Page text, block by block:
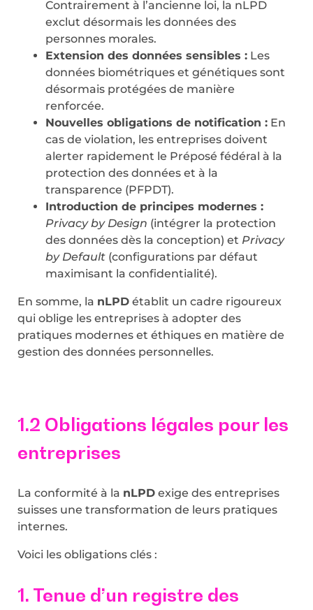
Contrairement à l’ancienne loi, la nLPD
exclut désormais les données des
personnes morales.
Extension des données sensibles : Les
données biométriques et génétiques sont
désormais protégées de manière
renforcée.
Nouvelles obligations de notification : En
cas de violation, les entreprises doivent
alerter rapidement le Préposé fédéral à la
protection des données et à la
transparence (PFPDT).
Introduction de principes modernes :
Privacy by Design (intégrer la protection
des données dès la conception) et Privacy
by Default (configurations par défaut
maximisant la confidentialité).
En somme, la nLPD établit un cadre rigoureux
qui oblige les entreprises à adopter des
pratiques modernes et éthiques en matière de
gestion des données personnelles.
1.2 Obligations légales pour les
entreprises
La conformité à la nLPD exige des entreprises
suisses une transformation de leurs pratiques
internes.
Voici les obligations clés :
1. Tenue d’un registre des